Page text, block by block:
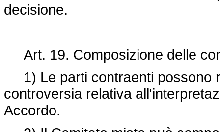
decisione.
Art. 19. Composizione delle
1) Le parti contraenti possono
controversia relativa
Accordo.